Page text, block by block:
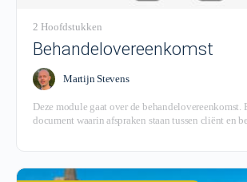
2 Hoofdstukken
Behandelovereenkomst
Martijn Stevens
Deze module gaat over de behandelovereenkomst.
document waarin afspraken staan tussen cliënt en